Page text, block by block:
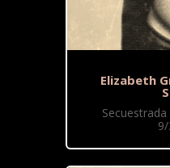
Elizabeth